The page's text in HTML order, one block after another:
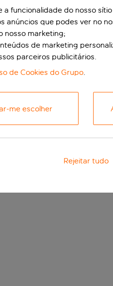
a funcionalidade do nosso
anúncios que podes ver no
nosso marketing;
de marketing
parceiros publicitários.
de Cookies do Grupo.
me escolher
Rejeitar tudo